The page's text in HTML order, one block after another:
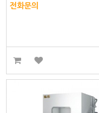
전화문의